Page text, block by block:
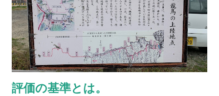
うと、なんだかあったかさに包み込まれている気持ちになる。
先日の大分での試合終了後、例の”スカイウォーカー（ ブログ
参照 ）”と記念写真を取るためにゴール裏を訪れた。無事に撮
影が終わったのだが、実に知っている顔を見る数が減っている
ことに気づく。それだけゴール裏に新しいファンやサポーター
が増えているのだ。これは嬉しいことだ。 いや、待てよ。違う
違う、そうじゃ、そうじゃない。知っている顔が減っているん
評価の基準とは。